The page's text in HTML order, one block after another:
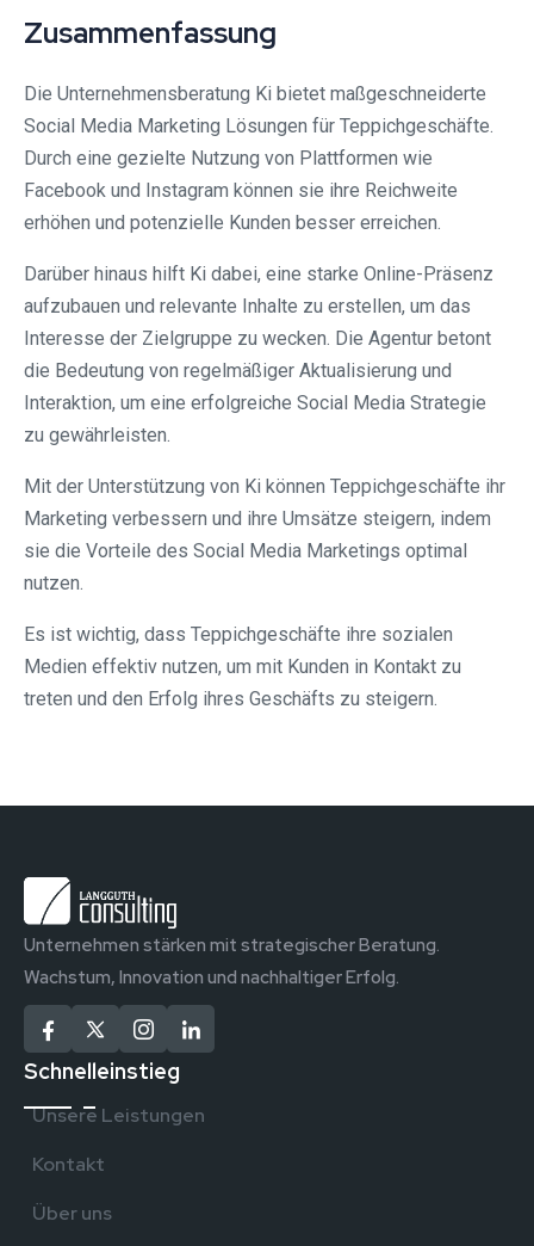
Zusammenfassung
Die Unternehmensberatung Ki bietet maßgeschneiderte
Social Media Marketing Lösungen für Teppichgeschäfte.
Durch eine gezielte Nutzung von Plattformen wie
Facebook und Instagram können sie ihre Reichweite
erhöhen und potenzielle Kunden besser erreichen.
Darüber hinaus hilft Ki dabei, eine starke Online-Präsenz
aufzubauen und relevante Inhalte zu erstellen, um das
Interesse der Zielgruppe zu wecken. Die Agentur betont
die Bedeutung von regelmäßiger Aktualisierung und
Interaktion, um eine erfolgreiche Social Media Strategie
zu gewährleisten.
Mit der Unterstützung von Ki können Teppichgeschäfte ihr
Marketing verbessern und ihre Umsätze steigern, indem
sie die Vorteile des Social Media Marketings optimal
nutzen.
Es ist wichtig, dass Teppichgeschäfte ihre sozialen
Medien effektiv nutzen, um mit Kunden in Kontakt zu
treten und den Erfolg ihres Geschäfts zu steigern.
Unternehmen stärken mit strategischer Beratung.
Wachstum, Innovation und nachhaltiger Erfolg.
Schnelleinstieg
Unsere Leistungen
Kontakt
Über uns